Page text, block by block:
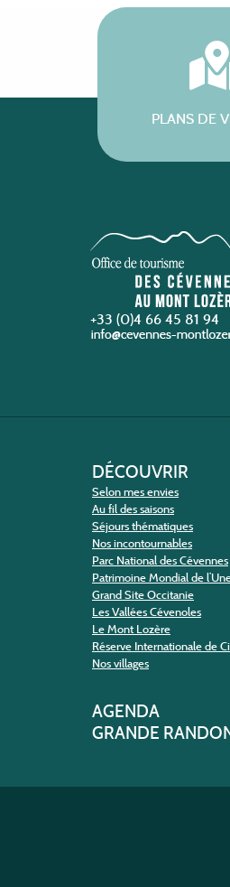
PLANS DE
+33 (0)4 66 45 81 94
DÉCOUVRIR
Selon mes envies
Au fil des saisons
Séjours thématiques
Nos incontournables
Parc National des Cévennes
Patrimoine Mondial de
Grand Site Occitanie
Les Vallées Cévenoles
Le Mont Lozère
Réserve Internationale de
Nos villages
AGENDA
GRANDE